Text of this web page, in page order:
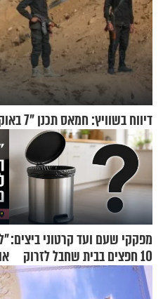
דיווח בשוויץ: חמאס תכנן "7 באוקטובר שני" באירופה
מפקקי שעם ועד קרטוני ביצים:
10 חפצים בבית שחבל לזרוק
לפח